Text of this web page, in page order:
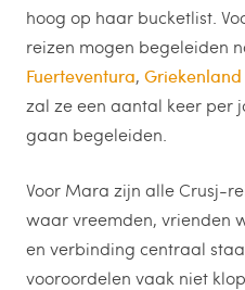
hoog op haar bucketlist.
reizen mogen begeleiden
Fuerteventura, Griekenland
zal ze een aantal keer per
gaan begeleiden.
Voor Mara zijn alle Crusj-
waar vreemden, vrienden
en verbinding centraal
vooroordelen vaak niet